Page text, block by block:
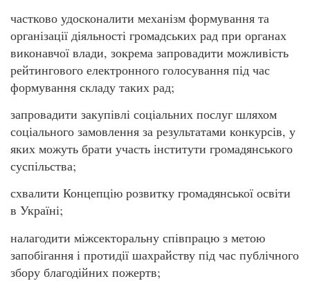
частково удосконалити механізм формування та
організації діяльності громадських рад при органах
виконавчої влади, зокрема запровадити можливість
рейтингового електронного голосування під час
формування складу таких рад;
запровадити закупівлі соціальних послуг шляхом
соціального замовлення за результатами конкурсів, у
яких можуть брати участь інститути громадянського
суспільства;
схвалити Концепцію розвитку громадянської освіти
в Україні;
налагодити міжсекторальну співпрацю з метою
запобігання і протидії шахрайству під час публічного
збору благодійних пожертв;